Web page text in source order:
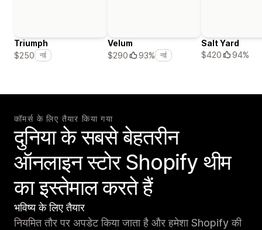
Triumph
$250
नई
Velum
$290
93% नई
Salt Yard
$420
94%
कॉमर्स के लिए तैयार किया गया
दुनिया के सबसे बेहतरीन
ऑनलाइन स्टोर Shopify थीम
का इस्तेमाल करते हैं
भविष्य के लिए तैयार
नियमित तौर पर अपडेट किया जाता है और हमेशा Shopify की